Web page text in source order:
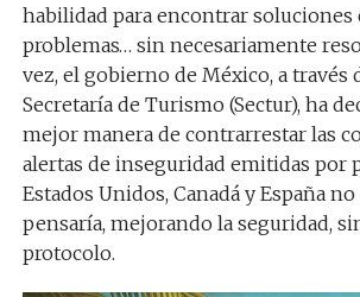
habilidad para encontrar soluciones
problemas… sin necesariamente
vez, el gobierno de México, a través
Secretaría de Turismo (Sectur), ha
mejor manera de contrarrestar las
alertas de inseguridad emitidas por
Estados Unidos, Canadá y España
pensaría, mejorando la seguridad,
protocolo.